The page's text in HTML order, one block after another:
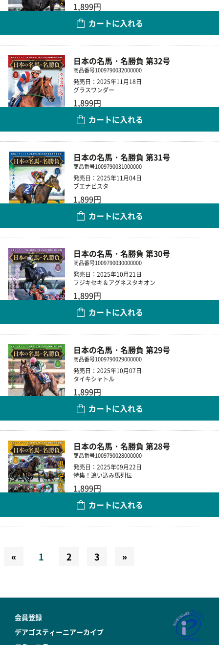
1,899円
カートに入れる
日本の名馬・名勝負 第32号
商品番号1009790032000000
発売日：2025年11月18日
グラスワンダー
1,899円
カートに入れる
日本の名馬・名勝負 第31号
商品番号1009790031000000
発売日：2025年11月04日
ブエナビスタ
1,899円
カートに入れる
日本の名馬・名勝負 第30号
商品番号1009790030000000
発売日：2025年10月21日
フジキセキ＆アグネスタキオン
1,899円
カートに入れる
日本の名馬・名勝負 第29号
商品番号1009790029000000
発売日：2025年10月07日
タイキシャトル
1,899円
カートに入れる
日本の名馬・名勝負 第28号
商品番号1009790028000000
発売日：2025年09月22日
特集！追い込み馬列伝
1,899円
カートに入れる
« 1 2 3 »
会員登録
デアゴスティーニアーカイブ